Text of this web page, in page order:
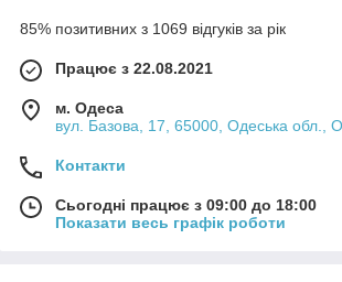
85% позитивних з 1069 відгуків за рік
Працює з 22.08.2021
м. Одеса
вул. Базова, 17, 65000, Одеська обл.,
Контакти
Сьогодні працює з 09:00 до 18:00
Показати весь графік роботи